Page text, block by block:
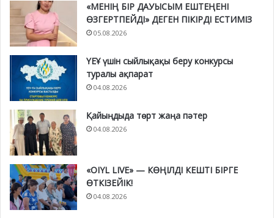
«МЕНІҢ БІР ДАУЫСЫМ ЕШТЕҢЕНІ
ӨЗГЕРТПЕЙДІ» ДЕГЕН ПІКІРДІ ЕСТИМІЗ
05.08.2026
ҮЕҰ үшін сыйлықақы беру конкурсы
туралы ақпарат
04.08.2026
Қайыңдыда төрт жаңа пәтер
04.08.2026
«OIYL LIVE» — КӨҢІЛДІ КЕШТІ БІРГЕ
ӨТКІЗЕЙІК!
04.08.2026